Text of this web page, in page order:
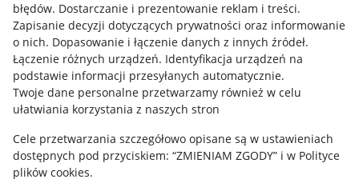
błędów. Dostarczanie i prezentowanie reklam i treści.
Zapisanie decyzji dotyczących prywatności oraz informowanie
o nich. Dopasowanie i łączenie danych z innych źródeł.
Łączenie różnych urządzeń. Identyfikacja urządzeń na
podstawie informacji przesyłanych automatycznie.
Twoje dane personalne przetwarzamy również w celu
ułatwiania korzystania z naszych stron
Cele przetwarzania szczegółowo opisane są w ustawieniach
dostępnych pod przyciskiem: “ZMIENIAM ZGODY” i w Polityce
plików cookies.
Informacje prawne
Regulamin
Polityka plików "cookies"
Ustawienia plików "cookies"
Udostępnianie lokalizacji
Informacje dla Aktu o Usługach Cyfrowych